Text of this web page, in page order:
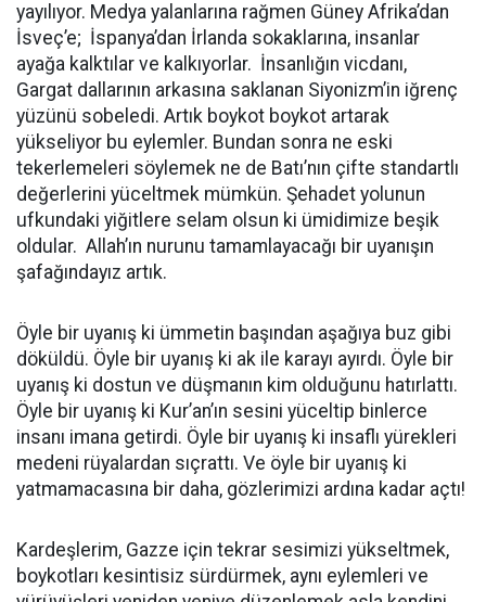
yayılıyor. Medya yalanlarına rağmen Güney Afrika’dan
İsveç’e; İspanya’dan İrlanda sokaklarına, insanlar
ayağa kalktılar ve kalkıyorlar. İnsanlığın vicdanı,
Gargat dallarının arkasına saklanan Siyonizm’in iğrenç
yüzünü sobeledi. Artık boykot boykot artarak
yükseliyor bu eylemler. Bundan sonra ne eski
tekerlemeleri söylemek ne de Batı’nın çifte standartlı
değerlerini yüceltmek mümkün. Şehadet yolunun
ufkundaki yiğitlere selam olsun ki ümidimize beşik
oldular. Allah’ın nurunu tamamlayacağı bir uyanışın
şafağındayız artık.
Öyle bir uyanış ki ümmetin başından aşağıya buz gibi
döküldü. Öyle bir uyanış ki ak ile karayı ayırdı. Öyle bir
uyanış ki dostun ve düşmanın kim olduğunu hatırlattı.
Öyle bir uyanış ki Kur’an’ın sesini yüceltip binlerce
insanı imana getirdi. Öyle bir uyanış ki insaflı yürekleri
medeni rüyalardan sıçrattı. Ve öyle bir uyanış ki
yatmamacasına bir daha, gözlerimizi ardına kadar açtı!
Kardeşlerim, Gazze için tekrar sesimizi yükseltmek,
boykotları kesintisiz sürdürmek, aynı eylemleri ve